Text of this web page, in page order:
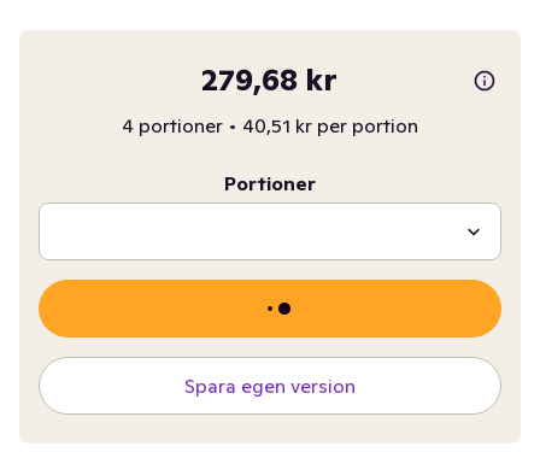
279,68 kr
4 portioner • 40,51 kr per portion
Portioner
Spara egen version